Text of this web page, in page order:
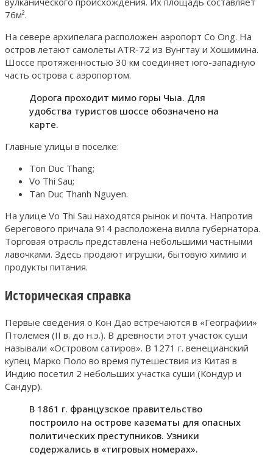
76м².
На севере архипелага расположен аэропорт Co Ong. На
остров летают самолеты ATR-72 из Вунгтау и Хошимина.
Шоссе протяженностью 30 км соединяет юго-западную
часть острова с аэропортом.
Дорога проходит мимо горы Чыа. Для
удобства туристов шоссе обозначено на
карте.
Главные улицы в поселке:
Ton Duc Thang;
Vo Thi Sau;
Tan Duc Thanh Nguyen.
На улице Vo Thi Sau находятся рынок и почта. Напротив
берегового причала 914 расположена вилла губернатора.
Торговая отрасль представлена небольшими частными
лавочками. Здесь продают игрушки, бытовую химию и
продукты питания.
Историческая справка
Первые сведения о Кон Дао встречаются в «Географии»
Птолемея (II в. до н.э.). В древности этот участок суши
называли «Островом сатиров». В 1271 г. венецианский
купец Марко Поло во время путешествия из Китая в
Индию посетил 2 небольших участка суши (Кондур и
Сандур).
В 1861 г. французское правительство
построило на острове казематы для опасных
политических преступников. Узники
содержались в «тигровых номерах».